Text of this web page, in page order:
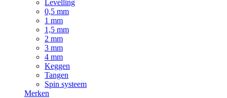
Levelling
0,5 mm
1 mm
1,5 mm
2 mm
3 mm
4 mm
Keggen
Tangen
Spin systeem
Merken